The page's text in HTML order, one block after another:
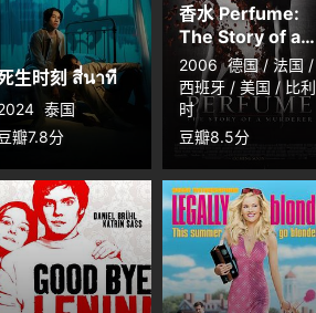
生时刻 สี่นาที
泰国
瓣7.8分
香水 Perfume:
The Story of a
Murderer
2006 德国 / 法国 /
西班牙 / 美国 / 比利
时
豆瓣8.5分